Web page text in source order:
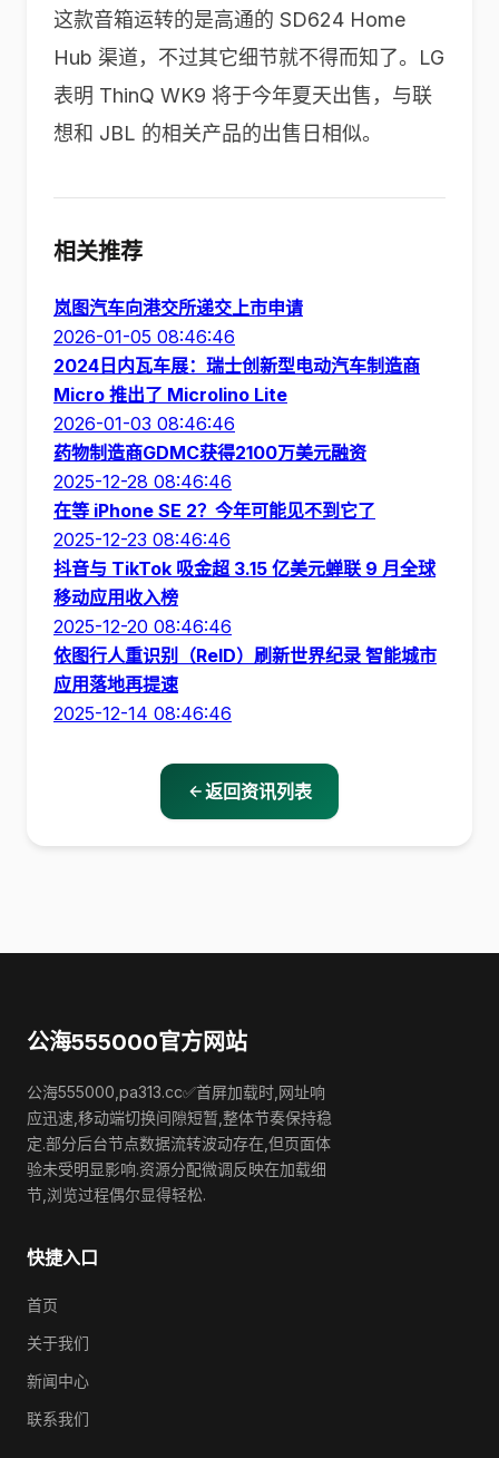
这款音箱运转的是高通的 SD624 Home
Hub 渠道，不过其它细节就不得而知了。LG
表明 ThinQ WK9 将于今年夏天出售，与联
想和 JBL 的相关产品的出售日相似。
相关推荐
岚图汽车向港交所递交上市申请
2026-01-05 08:46:46
2024日内瓦车展：瑞士创新型电动汽车制造商
Micro 推出了 Microlino Lite
2026-01-03 08:46:46
药物制造商GDMC获得2100万美元融资
2025-12-28 08:46:46
在等 iPhone SE 2？今年可能见不到它了
2025-12-23 08:46:46
抖音与 TikTok 吸金超 3.15 亿美元蝉联 9 月全球
移动应用收入榜
2025-12-20 08:46:46
依图行人重识别（ReID）刷新世界纪录 智能城市
应用落地再提速
2025-12-14 08:46:46
返回资讯列表
公海555000官方网站
公海555000,pa313.cc✅首屏加载时,网址响
应迅速,移动端切换间隙短暂,整体节奏保持稳
定.部分后台节点数据流转波动存在,但页面体
验未受明显影响.资源分配微调反映在加载细
节,浏览过程偶尔显得轻松.
快捷入口
首页
关于我们
新闻中心
联系我们